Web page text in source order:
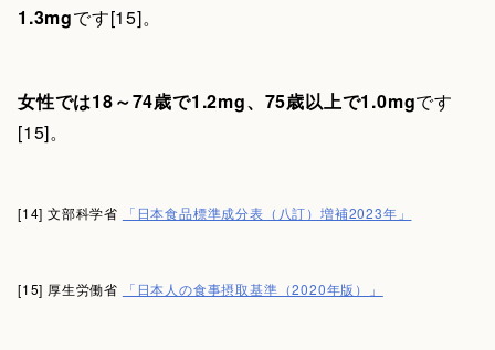
1.3mgです[15]。
女性では18～74歳で1.2mg、75歳以上で1.0mgです
[15]。
[14] 文部科学省 「日本食品標準成分表（八訂）増補2023年」
[15] 厚生労働省 「日本人の食事摂取基準（2020年版）」